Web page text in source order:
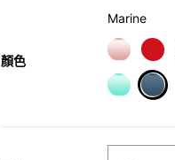
顏色
Marine